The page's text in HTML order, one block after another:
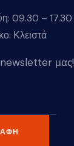
09.30 – 17.30
Κλειστά
newsletter μας!